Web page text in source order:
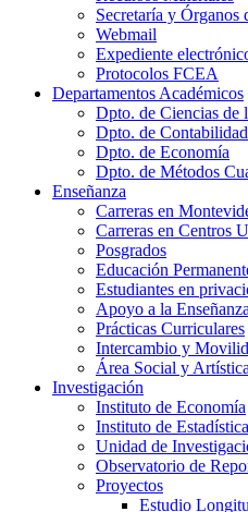
Secretaría y Órganos
Webmail
Expediente
Protocolos FCEA
Departamentos Académicos
Dpto. de Ciencias de
Dpto. de
Dpto. de Economía
Dpto. de Métodos
Enseñanza
Carreras en
Carreras en Centros
Posgrados
Educación
Estudiantes en
Apoyo a la Enseñanza
Prácticas Curriculares
Intercambio y
Área Social y Artística
Investigación
Instituto de Economía
Instituto de Estadística
Unidad de
Observatorio de
Proyectos
Estudio